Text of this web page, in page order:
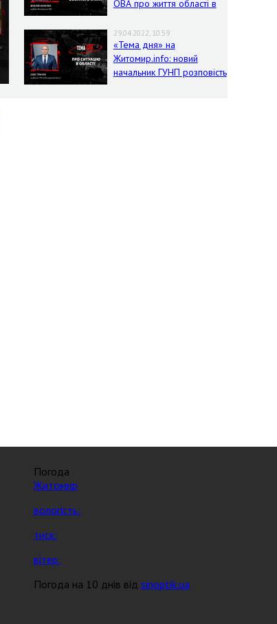
ОВА про життя області в
29.04.2022, 10:59
«Тема дня» на
Житомир.info: новий
начальник ГУНП розповість
Погода
Житомир
вологість:
тиск:
вітер:
Погода на 10 днів від sinoptik.ua